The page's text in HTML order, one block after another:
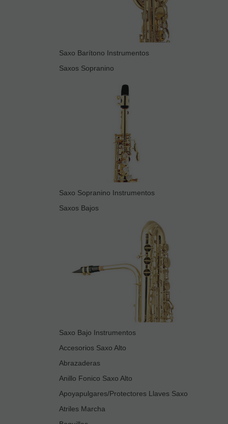
Saxo Barítono Instrumentos
Saxos Sopranino
Saxo Sopranino Instrumentos
Saxos Bajos
Saxo Bajo Instrumentos
Accesorios Saxo Alto
Abrazaderas
Anillo Fonico Saxo Alto
Apoyapulgares/Protectores Llaves Saxo
Atriles Marcha